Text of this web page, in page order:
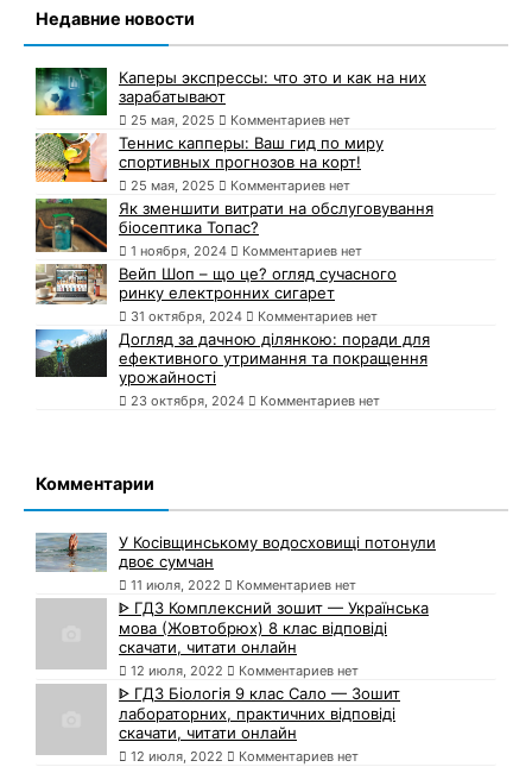
Недавние новости
Каперы экспрессы: что это и как на них
зарабатывают
25 мая, 2025 Комментариев нет
Теннис капперы: Ваш гид по миру
спортивных прогнозов на корт!
25 мая, 2025 Комментариев нет
Як зменшити витрати на обслуговування
біосептика Топас?
1 ноября, 2024 Комментариев нет
Вейп Шоп – що це? огляд сучасного
ринку електронних сигарет
31 октября, 2024 Комментариев нет
Догляд за дачною ділянкою: поради для
ефективного утримання та покращення
урожайності
23 октября, 2024 Комментариев нет
Комментарии
У Косівщинському водосховищі потонули
двоє сумчан
11 июля, 2022 Комментариев нет
ᐈ ГДЗ Комплексний зошит — Українська
мова (Жовтобрюх) 8 клас відповіді
скачати, читати онлайн
12 июля, 2022 Комментариев нет
ᐈ ГДЗ Біологія 9 клас Сало — Зошит
лабораторних, практичних відповіді
скачати, читати онлайн
12 июля, 2022 Комментариев нет